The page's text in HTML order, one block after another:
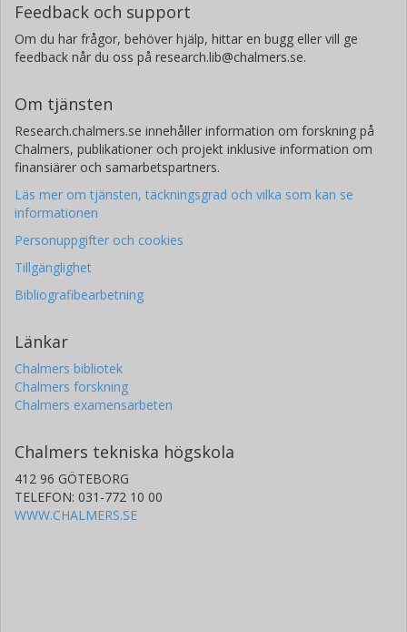
Feedback och support
Om du har frågor, behöver hjälp, hittar en bugg eller vill ge
feedback når du oss på research.lib@chalmers.se.
Om tjänsten
Research.chalmers.se innehåller information om forskning på
Chalmers, publikationer och projekt inklusive information om
finansiärer och samarbetspartners.
Läs mer om tjänsten, täckningsgrad och vilka som kan se
informationen
Personuppgifter och cookies
Tillgänglighet
Bibliografibearbetning
Länkar
Chalmers bibliotek
Chalmers forskning
Chalmers examensarbeten
Chalmers tekniska högskola
412 96 GÖTEBORG
TELEFON: 031-772 10 00
WWW.CHALMERS.SE